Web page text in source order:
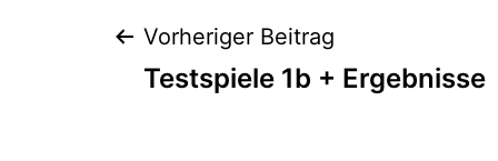
Vorheriger Beitrag
Testspiele 1b + Ergebnisse